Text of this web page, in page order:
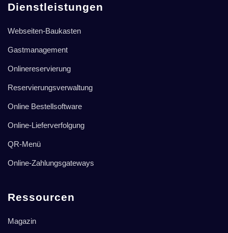
Dienstleistungen
Webseiten-Baukasten
Gastmanagement
Onlinereservierung
Reservierungsverwaltung
Online Bestellsoftware
Online-Lieferverfolgung
QR-Menü
Online-Zahlungsgateways
Ressourcen
Magazin